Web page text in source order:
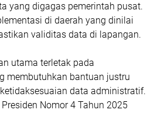
yang digagas pemerintah pusat.
di daerah yang dinilai
validitas data di lapangan.
utama terletak pada
membutuhkan bantuan justru
data administratif.
Nomor 4 Tahun 2025